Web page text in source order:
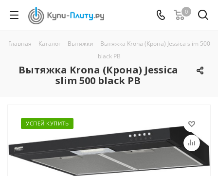
0
Главная - Каталог - Вытяжки - Вытяжка Krona (Крона) Jessica slim 500
black PB
Вытяжка Krona (Крона) Jessica
slim 500 black PB
УСПЕЙ КУПИТЬ